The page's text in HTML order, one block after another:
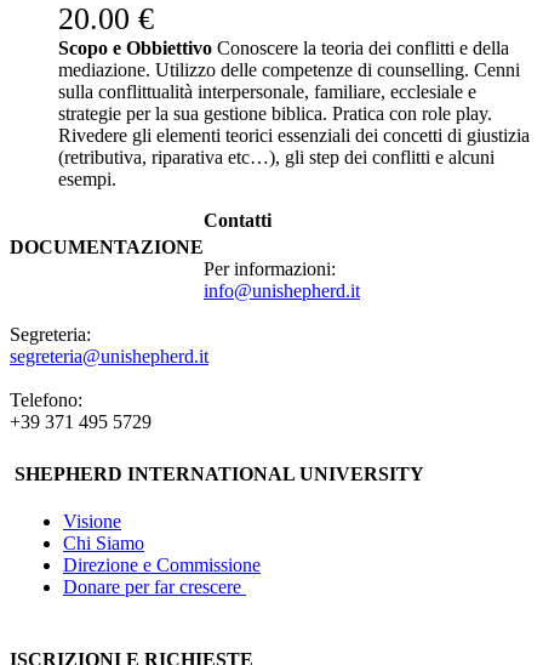
20.00 €
Scopo e Obbiettivo Conoscere la teoria dei conflitti e della
mediazione. Utilizzo delle competenze di counselling. Cenni
sulla conflittualità interpersonale, familiare, ecclesiale e
strategie per la sua gestione biblica. Pratica con role play.
Rivedere gli elementi teorici essenziali dei concetti di giustizia
(retributiva, riparativa etc…), gli step dei conflitti e alcuni
esempi.
DOCUMENTAZIONE
Contatti
Per informazioni:
info@unishepherd.it
Segreteria:
segreteria@unishepherd.it
Telefono:
+39 371 495 5729
SHEPHERD INTERNATIONAL UNIVERSITY
Visione
Chi Siamo
Direzione e Commissione
Donare per far crescere
ISCRIZIONI E RICHIESTE